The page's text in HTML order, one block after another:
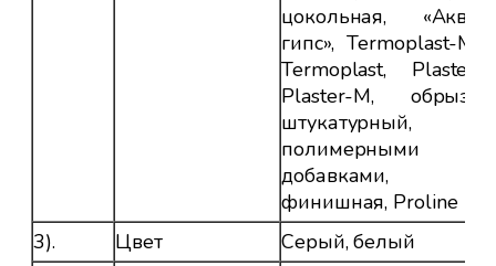
цокольная, «Аква
гипс», Termoplast-M,
Termoplast, Plaster,
Plaster-M, обрызг
штукатурный, с
полимерными
добавками,
финишная, Proline
3).
Цвет Серый, белый